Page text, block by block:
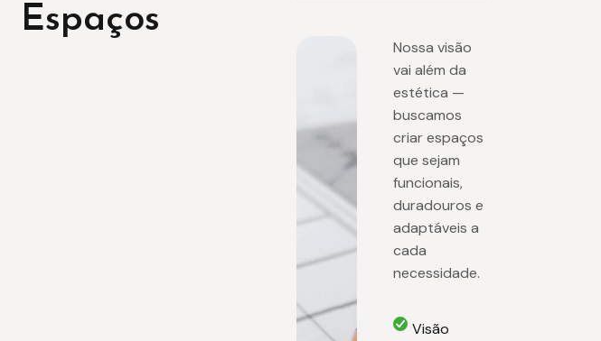
Espaços
Nossa visão
vai além da
estética —
buscamos
criar espaços
que sejam
funcionais,
duradouros e
adaptáveis a
cada
necessidade.
Visão